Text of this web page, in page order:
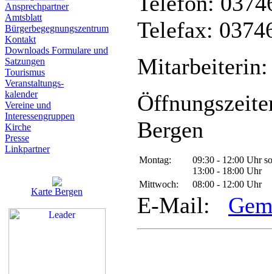
Ansprechpartner
Amtsblatt
Bürgerbegegnungszentrum
Kontakt
Downloads Formulare und
Satzungen
Tourismus
Veranstaltungs-
kalender
Vereine und
Interessen­gruppen
Kirche
Presse
Linkpartner
Karte Bergen
Telefax:
Mitarbeiterin:
Bergen
Montag:
09:30 - 12:00 Uhr
13:00 - 18:00 Uhr
Mittwoch:
08:00 - 12:00 Uhr
E-Mail: